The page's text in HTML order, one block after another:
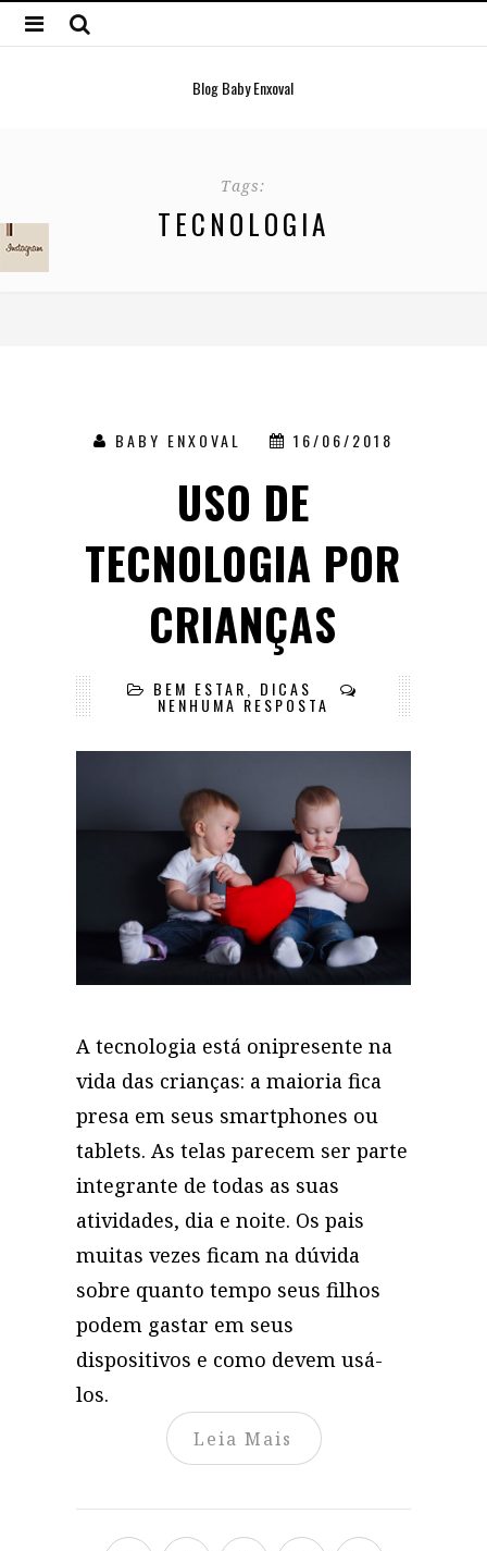
Blog Baby Enxoval
Tags:
TECNOLOGIA
BABY ENXOVAL 16/06/2018
USO DE
TECNOLOGIA POR
CRIANÇAS
BEM ESTAR DICAS
NENHUMA RESPOSTA
A tecnologia está onipresente na
vida das crianças: a maioria fica
presa em seus smartphones ou
tablets. As telas parecem ser parte
integrante de todas as suas
atividades, dia e noite. Os pais
muitas vezes ficam na dúvida
sobre quanto tempo seus filhos
podem gastar em seus
dispositivos e como devem usá-
los.
Leia Mais